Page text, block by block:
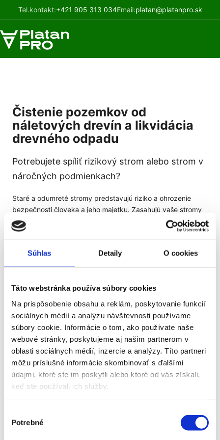
Súhlas Detaily O cookies
Táto webstránka používa súbory cookies
Na prispôsobenie obsahu a reklám, poskytovanie funkcií
sociálnych médií a analýzu návštevnosti používame
súbory cookie. Informácie o tom, ako používate naše
webové stránky, poskytujeme aj našim partnerom v
oblasti sociálnych médií, inzercie a analýzy. Títo partneri
môžu príslušné informácie skombinovať s ďalšími
údajmi, ktoré ste im poskytli alebo ktoré od vás získali,
keď ste používali ich služby.
Potrebné
Tel.kontakt:+421 905 313 034Email:platan@platanpro.sk
Čistenie pozemkov od
náletových drevín a likvidácia
drevného odpadu
Potrebujete spíliť rizikový strom alebo strom v
náročných podmienkach?
Staré a odumreté stromy predstavujú riziko a ohrozenie
bezpečnosti človeka a jeho majetku. Zasahujú vaše stromy
nad elektrické vedenie, strechy alebo sú súčasťou hustej
zástavby?
Máme kvalifikovaný tím pracovníkov, ktorý sa o
Profesionálne, bezpečné a odborné odstránenie stromov
Bezpečnosť práce je pre nás absolútnou prioritou. Výrub
stromov realizujeme až po dôkladnej obhliadke a zhodnotení
aktuálneho stavu stromov. Výrub prebieha postupným
zrezávaním stromov od koruny nadol. Vetvy stromov sú
kontrolovaným spôsobom spúšťané na lanách a to do
presne vymedzeného priestoru. V prípade potreby
zabezpečujeme aj odpratanie drevného odpadu, odvoz s
využitím vlastnej techniky a následnú likvidáciu drevného
odpadu.